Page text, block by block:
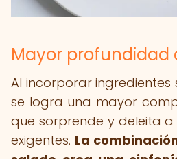
Mayor profundidad
Al incorporar ingredientes
se logra una mayor
que sorprende y deleita
exigentes. La